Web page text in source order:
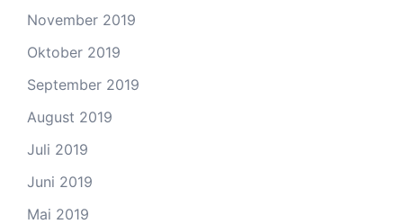
November 2019
Oktober 2019
September 2019
August 2019
Juli 2019
Juni 2019
Mai 2019